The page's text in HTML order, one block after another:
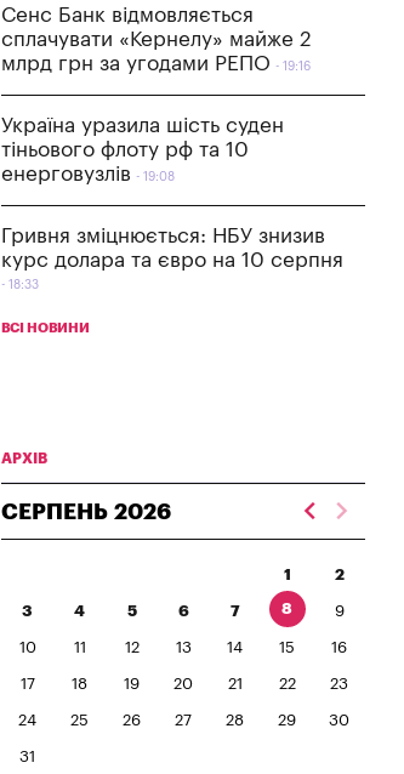
Сенс Банк відмовляється
сплачувати «Кернелу» майже 2
млрд грн за угодами РЕПО
19:16
Україна уразила шість суден
тіньового флоту рф та 10
енерговузлів
19:08
Гривня зміцнюється: НБУ знизив
курс долара та євро на 10 серпня
18:33
ВСІ НОВИНИ
АРХІВ
СЕРПЕНЬ 2026
1 2
3 4 5 6 7 8 9
10 11 12 13 14 15 16
17 18 19 20 21 22 23
24 25 26 27 28 29 30
31